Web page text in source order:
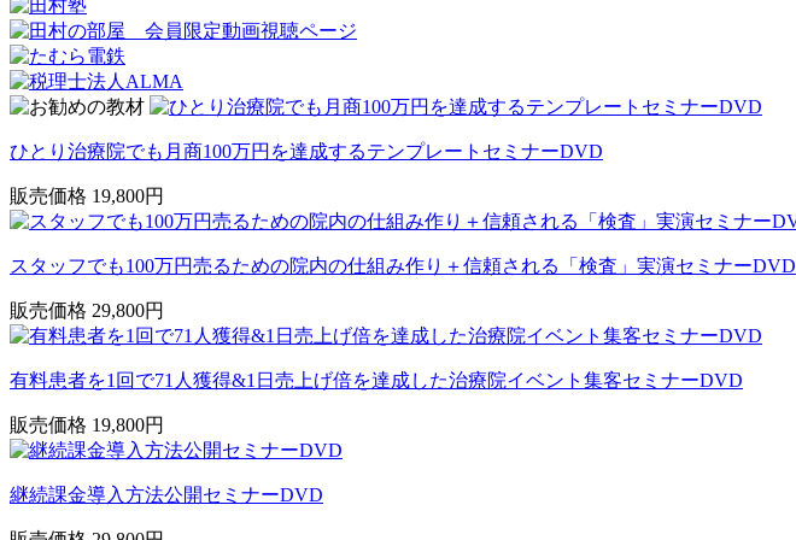
ひとり治療院でも月商100万円を達成するテンプレートセミナーDVD
販売価格 19,800円
スタッフでも100万円売るための院内の仕組み作り＋信頼される「検査」実演セミナーDVD
販売価格 29,800円
有料患者を1回で71人獲得&1日売上げ倍を達成した治療院イベント集客セミナーDVD
販売価格 19,800円
継続課金導入方法公開セミナーDVD